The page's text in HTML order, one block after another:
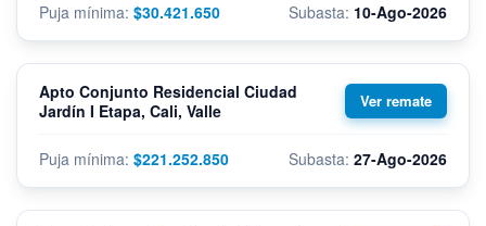
$30.421.650 10-Ago-2026
$221.252.850
Apto Conjunto Residencial Ciudad
Jardín I Etapa, Cali, Valle
27-Ago-2026